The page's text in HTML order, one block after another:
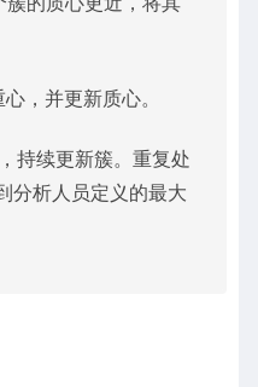
，并更新质心。
持续更新簇。重复处
分析人员定义的最大